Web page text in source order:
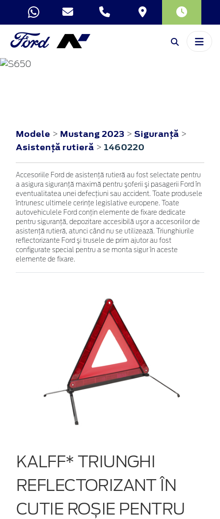
Modele > Mustang 2023 > Siguranţă >
Asistenţă rutieră > 1460220
Accesoriile Ford de asistenţă rutieră au fost selectate pentru
a asigura siguranţă maximă pentru şoferii şi pasagerii Ford în
eventualitatea unei defecţiuni sau accident. Toate produsele
întrunesc ultimele cerinţe legislative europene. Toate
autovehiculele Ford conţin elemente de fixare dedicate
pentru siguranţă, depozitare accesibilă uşor a accesoriilor de
asistenţă rutieră, atunci când nu se utilizează. Triunghiurile
reflectorizante Ford şi trusele de prim ajutor au fost
configurate special pentru a se monta sigur în aceste
elemente de fixare.
KALFF* TRIUNGHI
REFLECTORIZANT ÎN
CUTIE ROȘIE PENTRU